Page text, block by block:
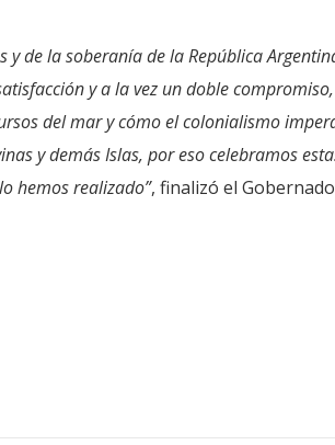
y de la soberanía de la República
y a la vez un doble
del mar y cómo el colonialismo
y demás Islas, por eso celebramos
hemos realizado”, finalizó el